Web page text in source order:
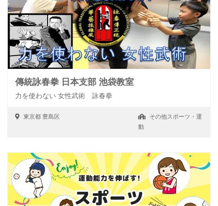
傳統詠春拳 日本支部 池袋教室
力を使わない 女性武術 詠春拳
東京都 豊島区
その他スポーツ・運
動